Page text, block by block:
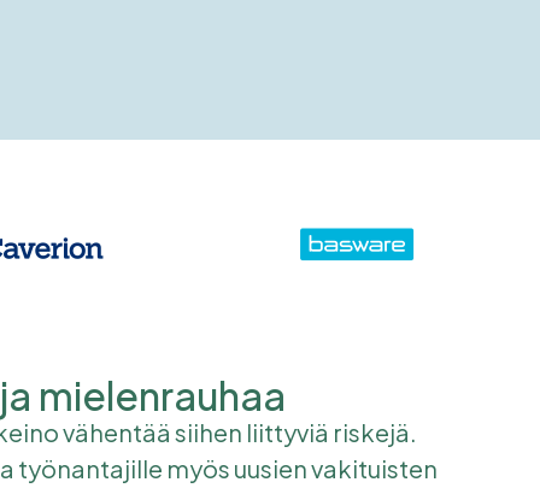
mielenrauhaa
vähentää siihen liittyviä riskejä.
työnantajille myös uusien vakituisten